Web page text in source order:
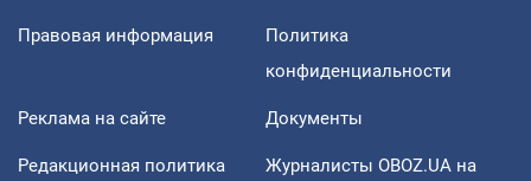
Правовая информация
Политика
конфиденциальности
Реклама на сайте Документы
Редакционная политика
Журналисты OBOZ.UA на